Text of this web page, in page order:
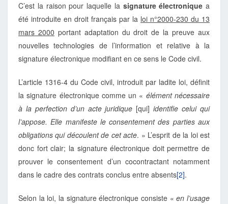
C’est la raison pour laquelle la signature électronique a
été introduite en droit français par la loi n°2000-230 du 13
mars 2000 portant adaptation du droit de la preuve aux
nouvelles technologies de l’information et relative à la
signature électronique modifiant en ce sens le Code civil.
L’article 1316-4 du Code civil, introduit par ladite loi, définit
la signature électronique comme un « élément nécessaire
à la perfection d’un acte juridique [qui]identifie celui qui
l’appose. Elle manifeste le consentement des parties aux
obligations qui découlent de cet acte. » L’esprit de la loi est
donc fort clair; la signature électronique doit permettre de
prouver le consentement d’un cocontractant notamment
dans le cadre des contrats conclus entre absents[2].
Selon la loi, la signature électronique consiste «en l’usage